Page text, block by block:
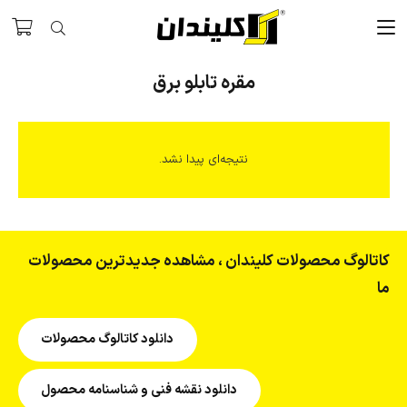
مقره تابلو برق
نتیجه‌ای پیدا نشد.
کاتالوگ محصولات کلیندان ، مشاهده جدیدترین محصولات
ما
دانلود کاتالوگ محصولات
دانلود نقشه فنی و شناسنامه محصول